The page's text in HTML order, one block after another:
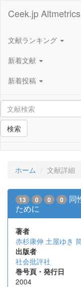
Ceek.jp
文献ランキング
新着文献
新着投稿
検索
ホーム 文献詳細
13 0 0 0
同
ために
著者
赤杉康伸 土屋ゆき
出版者
社会批評社
巻号頁・発行日
2004